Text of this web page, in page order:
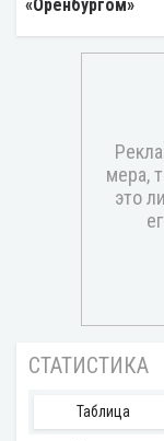
«Оренбургом»